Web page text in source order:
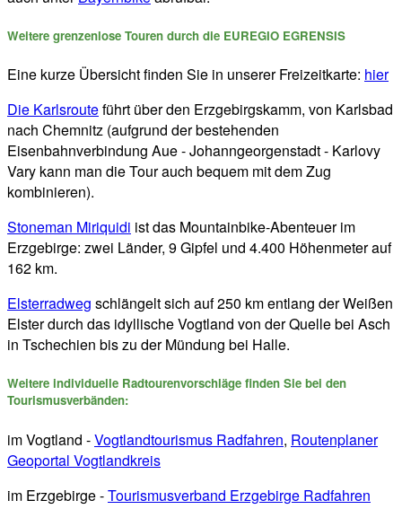
Weitere grenzenlose Touren durch die EUREGIO EGRENSIS
Eine kurze Übersicht finden Sie in unserer Freizeitkarte: hier
Die Karlsrouteführt über den Erzgebirgskamm, von Karlsbad
nach Chemnitz (aufgrund der bestehenden
Eisenbahnverbindung Aue - Johanngeorgenstadt - Karlovy
Vary kann man die Tour auch bequem mit dem Zug
kombinieren).
Stoneman Miriquidi ist das Mountainbike-Abenteuer im
Erzgebirge: zwei Länder, 9 Gipfel und 4.400 Höhenmeter auf
162 km.
Elsterradweg schlängelt sich auf 250 km entlang der Weißen
Elster durch das idyllische Vogtland von der Quelle bei Asch
in Tschechien bis zu der Mündung bei Halle.
Weitere individuelle Radtourenvorschläge finden Sie bei den
Tourismusverbänden:
im Vogtland -Vogtlandtourismus Radfahren, Routenplaner
Geoportal Vogtlandkreis
im Erzgebirge -Tourismusverband Erzgebirge Radfahren